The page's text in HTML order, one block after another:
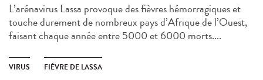
L’arénavirus Lassa provoque des fièvres hémorragiques et
touche durement de nombreux pays d’Afrique de l’Ouest,
faisant chaque année entre 5000 et 6000 morts....
VIRUS FIÈVRE DE LASSA